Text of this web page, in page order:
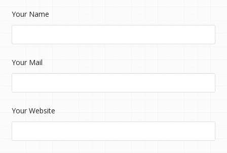
Your Name
Your Mail
Your Website